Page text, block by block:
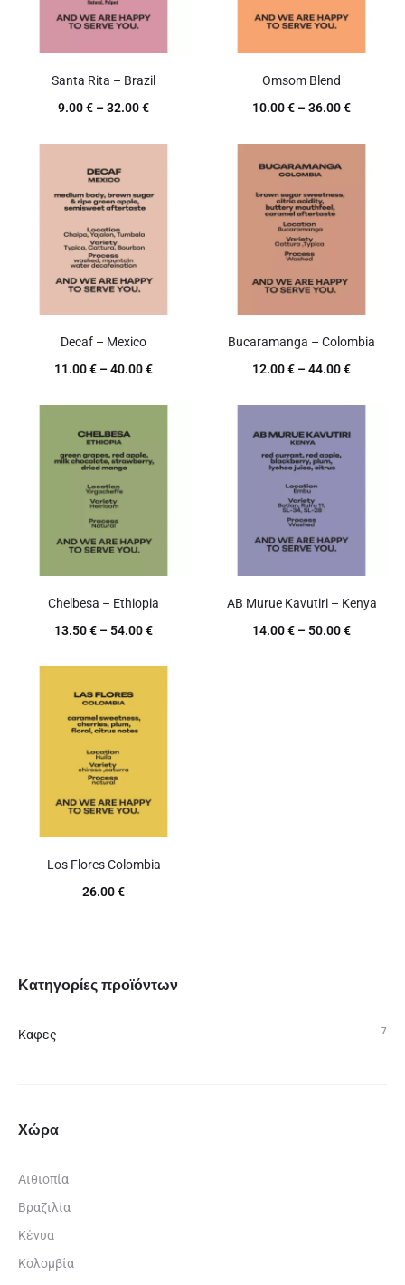
Santa Rita – Brazil
9.00€ – 32.00€
Omsom Blend
10.00€ – 36.00€
Decaf – Mexico
11.00€ – 40.00€
Bucaramanga – Colombia
12.00€ – 44.00€
Chelbesa – Ethiopia
13.50€ – 54.00€
AB Murue Kavutiri – Kenya
14.00€ – 50.00€
Los Flores Colombia
26.00€
Κατηγορίες προϊόντων
Καφες 7
Χώρα
Αιθιοπία
Βραζιλία
Κένυα
Κολομβία